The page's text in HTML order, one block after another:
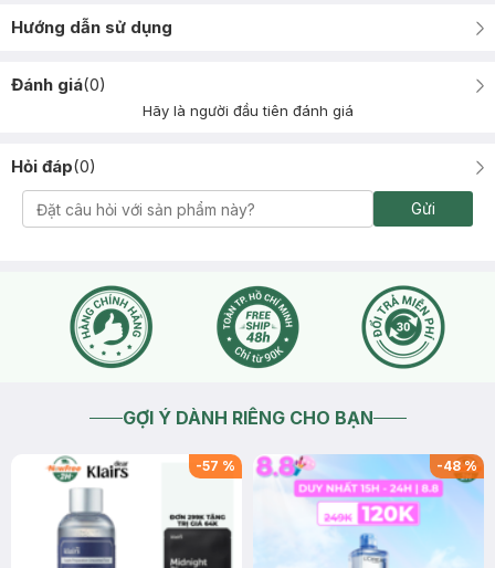
Hướng dẫn sử dụng
Đánh giá(0)
Hãy là người đầu tiên đánh giá
Hỏi đáp(0)
Gửi
GỢI Ý DÀNH RIÊNG CHO BẠN
-57 % -48%